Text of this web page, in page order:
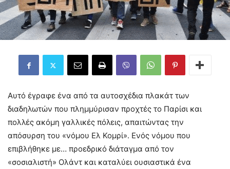
Αυτό έγραφε ένα από τα αυτοσχέδια πλακάτ των
διαδηλωτών που πλημμύρισαν προχτές το Παρίσι και
πολλές ακόμη γαλλικές πόλεις, απαιτώντας την
απόσυρση του «νόμου Ελ Κομρί». Ενός νόμου που
επιβλήθηκε με… προεδρικό διάταγμα από τον
«σοσιαλιστή» Ολάντ και καταλύει ουσιαστικά ένα